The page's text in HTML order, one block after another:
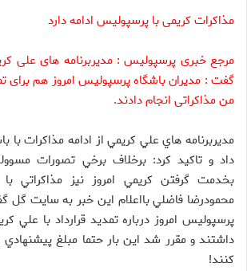
مذاکرات کریمی با پرسپولیس ادامه دارد
مرجع خبری پرسپولیس : مدیربرنامه های علی
گفت : مدیران باشگاه پرسپولیس امروز هم برای
من مذاکراتی انجام دادند.
مديربرنامه هاي علي كريمي از ادامه مذاكرات با
داد و تاكيد كرد: برخلاف برخي تصورات
بخدمت گرفتن كريمي امروز نيز مذاكراتي با
محمودرضا فاضلي بااعلام اين خبر به سايت گل
پرسپوليس امروز درباره تمديد قرارداد با علي
داشتند و مقرر شد اين بار حتما مبلغ پيشنهادي
كنند!